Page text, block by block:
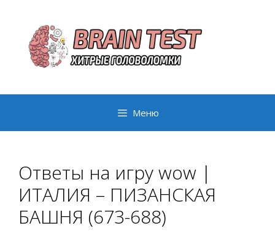
содержимому
Меню
Ответы на игру wow |
ИТАЛИЯ – ПИЗАНСКАЯ
БАШНЯ (673-688)